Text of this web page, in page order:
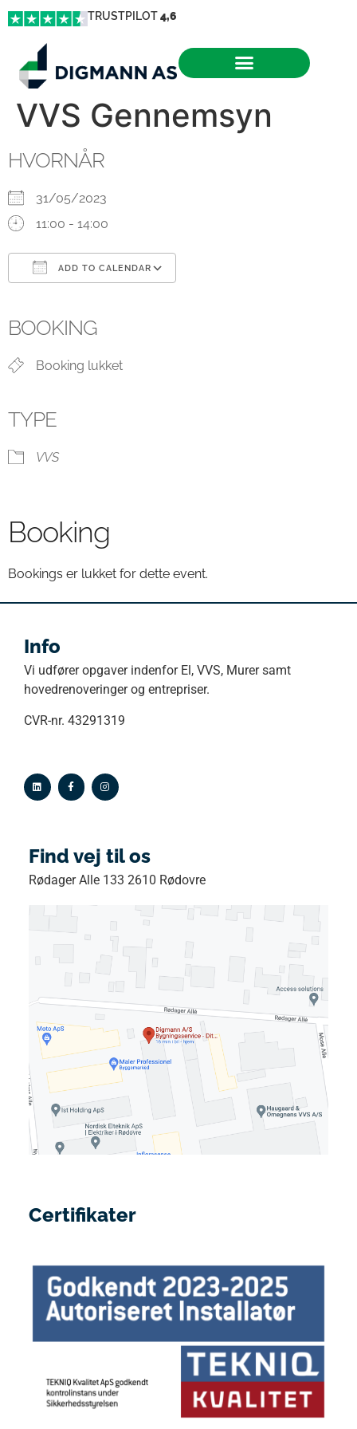
TRUSTPILOT4,6
VVS Gennemsyn
HVORNÅR
31/05/2023
11:00 - 14:00
ADD TO CALENDAR
BOOKING
Booking lukket
TYPE
VVS
Booking
Bookings er lukket for dette event.
Info
Vi udfører opgaver indenfor El, VVS, Murer samt
hovedrenoveringer og entrepriser.
CVR-nr. 43291319
Find vej til os
Rødager Alle 133 2610 Rødovre
Certifikater